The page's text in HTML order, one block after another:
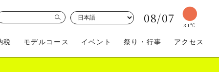
08/07 31℃
税 モデルコース イベント 祭り・行事 アクセス